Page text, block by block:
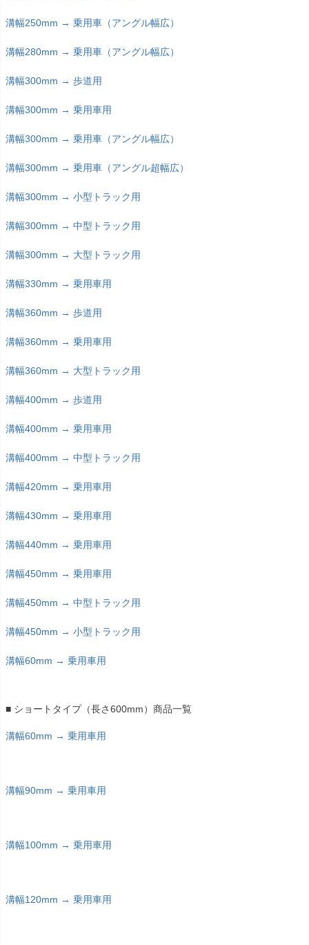
溝幅250mm → 乗用車（アングル幅広）
溝幅280mm → 乗用車（アングル幅広）
溝幅300mm → 歩道用
溝幅300mm → 乗用車用
溝幅300mm → 乗用車（アングル幅広）
溝幅300mm → 乗用車（アングル超幅広）
溝幅300mm → 小型トラック用
溝幅300mm → 中型トラック用
溝幅300mm → 大型トラック用
溝幅330mm → 乗用車用
溝幅360mm → 歩道用
溝幅360mm → 乗用車用
溝幅360mm → 大型トラック用
溝幅400mm → 歩道用
溝幅400mm → 乗用車用
溝幅400mm → 中型トラック用
溝幅420mm → 乗用車用
溝幅430mm → 乗用車用
溝幅440mm → 乗用車用
溝幅450mm → 乗用車用
溝幅450mm → 中型トラック用
溝幅450mm → 小型トラック用
溝幅60mm → 乗用車用
■ ショートタイプ（長さ600mm）商品一覧
溝幅60mm → 乗用車用
溝幅90mm → 乗用車用
溝幅100mm → 乗用車用
溝幅120mm → 乗用車用